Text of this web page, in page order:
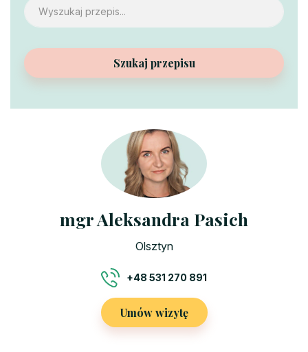
Szukaj przepisu
mgr Aleksandra Pasich
Olsztyn
+48 531 270 891
Umów wizytę